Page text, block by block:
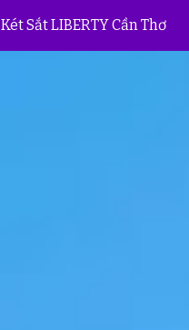
Két Sắt LIBERTY Cần Thơ